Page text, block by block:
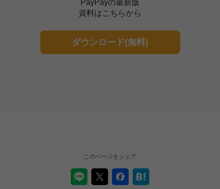
PayPayの最新版
資料はこちらから
ダウンロード(無料)
このページをシェア